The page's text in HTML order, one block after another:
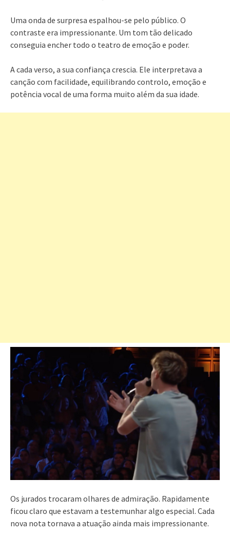
Uma onda de surpresa espalhou-se pelo público. O
contraste era impressionante. Um tom tão delicado
conseguia encher todo o teatro de emoção e poder.
A cada verso, a sua confiança crescia. Ele interpretava a
canção com facilidade, equilibrando controlo, emoção e
potência vocal de uma forma muito além da sua idade.
Os jurados trocaram olhares de admiração. Rapidamente
ficou claro que estavam a testemunhar algo especial. Cada
nova nota tornava a atuação ainda mais impressionante.